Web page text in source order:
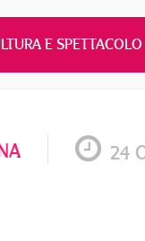
E SPETTACOLO
24